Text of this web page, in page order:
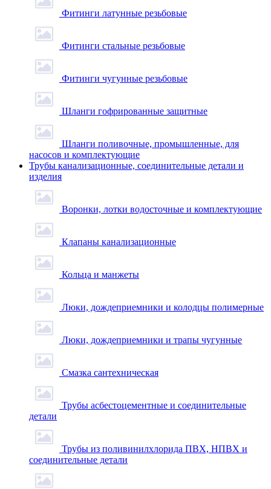
Фитинги латунные резьбовые
Фитинги стальные резьбовые
Фитинги чугунные резьбовые
Шланги гофрированные защитные
Шланги поливочные, промышленные, для
насосов и комплектующие
Трубы канализационные, соединительные детали и
изделия
Воронки, лотки водосточные и комплектующие
Клапаны канализационные
Кольца и манжеты
Люки, дождеприемники и колодцы полимерные
Люки, дождеприемники и трапы чугунные
Смазка сантехническая
Трубы асбестоцементные и соединительные
детали
Трубы из поливинилхлорида ПВХ, НПВХ и
соединительные детали